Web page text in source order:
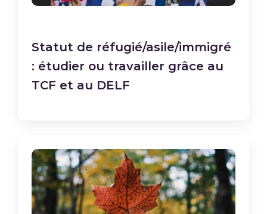
Statut de réfugié/asile/immigré
: étudier ou travailler grâce au
TCF et au DELF